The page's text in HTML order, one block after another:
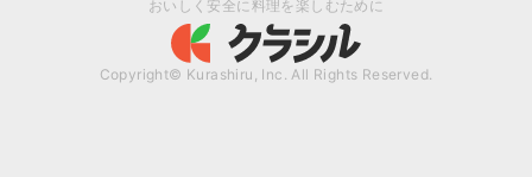
おいしく安全に料理を楽しむために
Copyright© Kurashiru, Inc. All Rights Reserved.